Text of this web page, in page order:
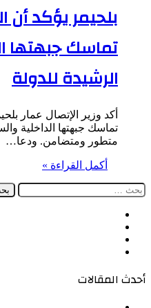
بلحيمر يؤكد أن
تماسك جبهتها
الرشيدة للدولة
أكد وزير الإتصال عمار
تماسك جبهتها الداخلية
متطور ومتضامن. ودعا…
أكمل القراءة »
البحث
أحدث المقالات